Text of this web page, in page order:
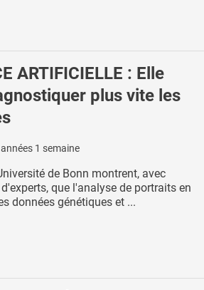
ARTIFICIELLE : Elle
plus vite les
1 semaine
de Bonn montrent, avec
que l'analyse de portraits en
données génétiques et ...